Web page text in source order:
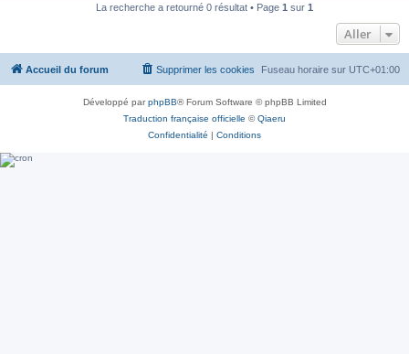
c
e
La recherche a retourné 0 résultat • Page 1 sur 1
Aller
Accueil du forum Fuseau horaire sur UTC+01:00
Supprimer les cookies
Développé parphpBB® Forum Software © phpBB Limited
Traduction française officielle ©Qiaeru
Confidentialité | Conditions